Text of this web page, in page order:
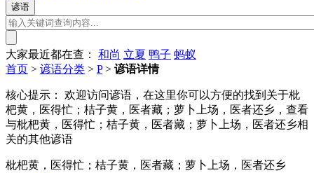
大家最近都在查： 和尚 立夏 鸭子 蚂蚁
首页 > 谚语分类 > P> 谚语详情
核心提示：
欢迎访问谚语，在这里你可以方便的找到关于枇
杷黄，医得忙；桔子黄，医者藏；萝卜上场，医者还乡，查看
与枇杷黄，医得忙；桔子黄，医者藏；萝卜上场，医者还乡相
关的其他谚语
枇杷黄，医得忙；桔子黄，医者藏；萝卜上场，医者还乡